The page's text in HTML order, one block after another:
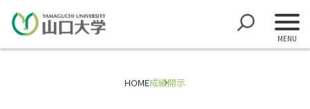
HOME成績開示